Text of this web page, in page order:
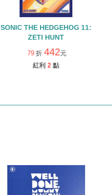
SONIC THE HEDGEHOG 11:
ZETI HUNT
79 折 442元
紅利 2 點